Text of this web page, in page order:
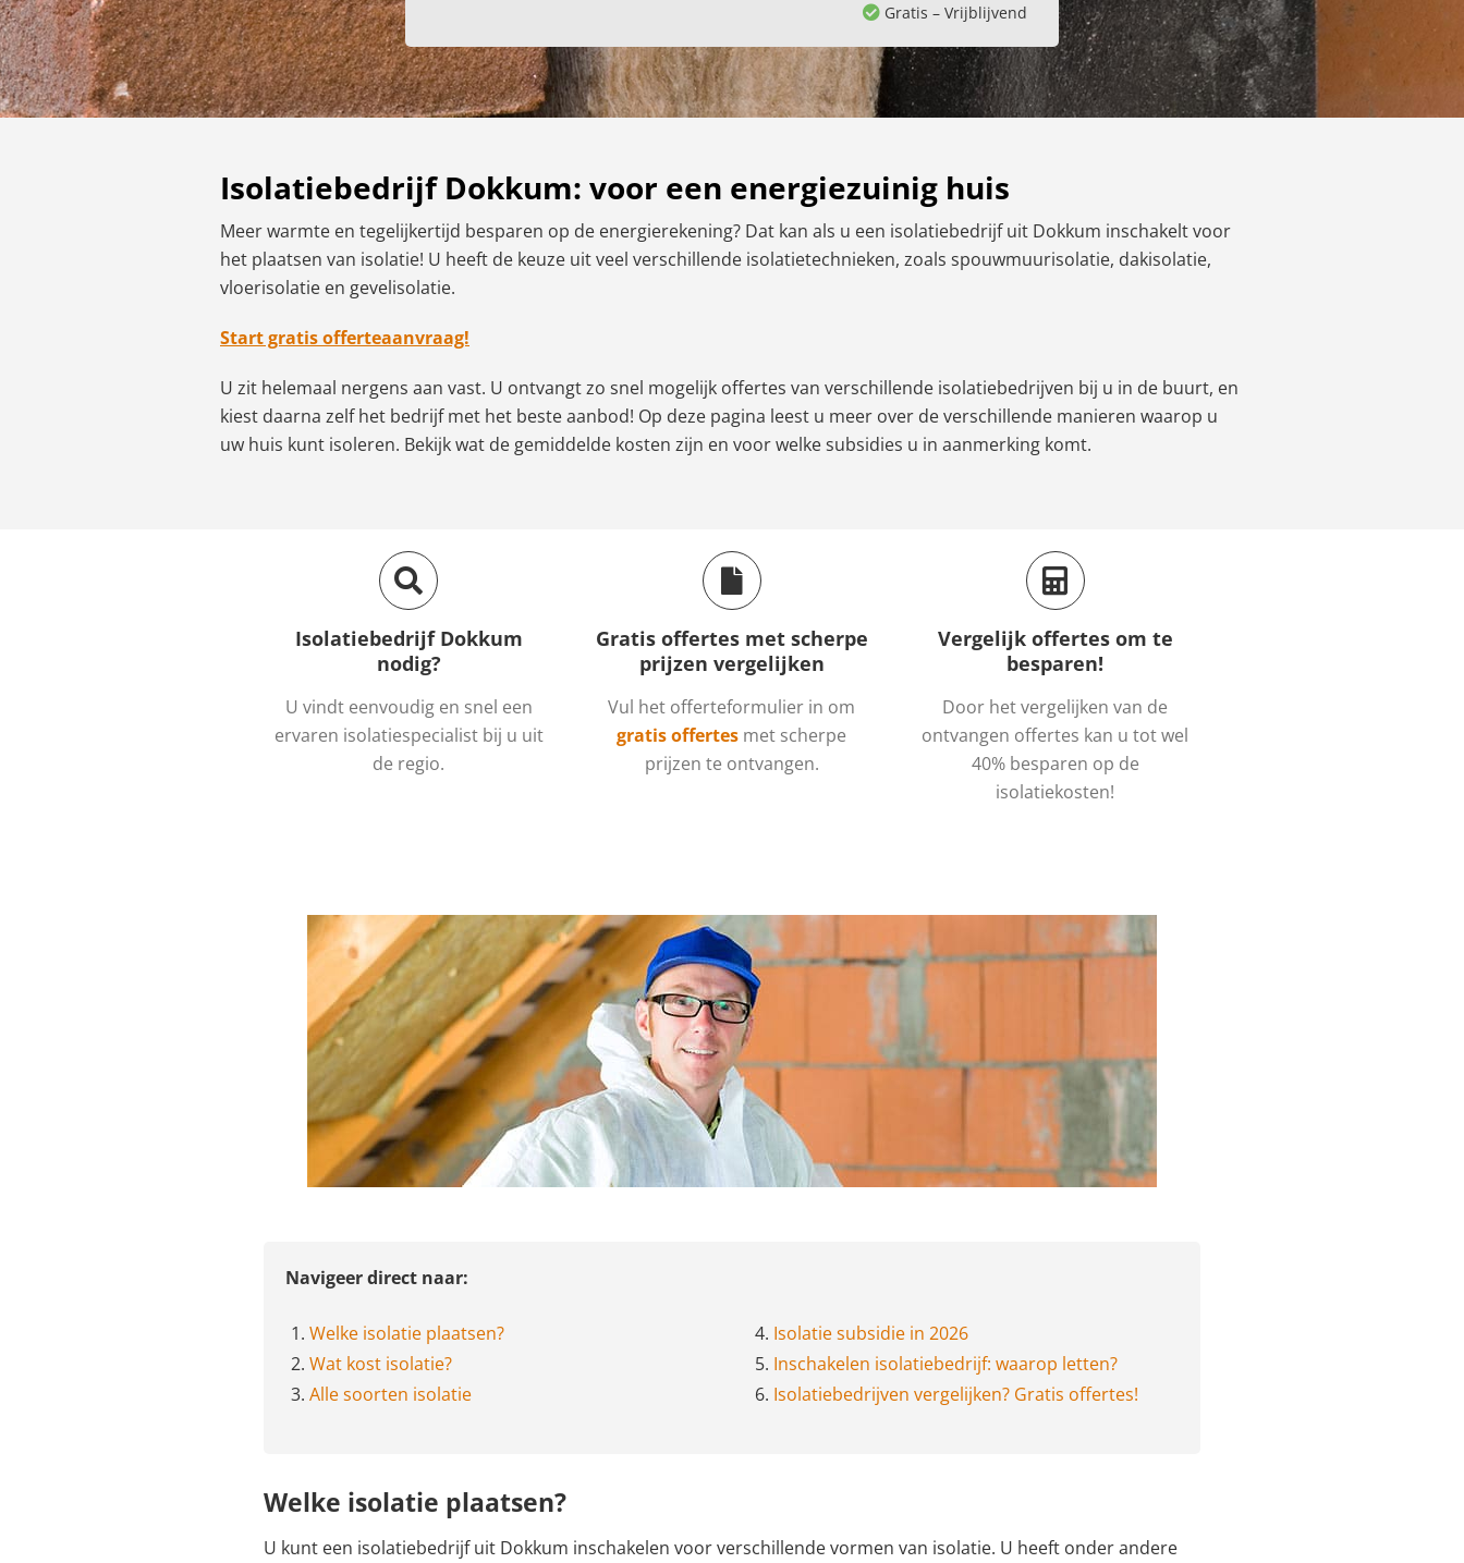
Gratis – Vrijblijvend
Isolatiebedrijf Dokkum: voor een energiezuinig huis
Meer warmte en tegelijkertijd besparen op de energierekening? Dat kan als u een isolatiebedrijf uit Dokkum inschakelt voor
het plaatsen van isolatie! U heeft de keuze uit veel verschillende isolatietechnieken, zoals spouwmuurisolatie, dakisolatie,
vloerisolatie en gevelisolatie.
Start gratis offerteaanvraag!
U zit helemaal nergens aan vast. U ontvangt zo snel mogelijk offertes van verschillende isolatiebedrijven bij u in de buurt, en
kiest daarna zelf het bedrijf met het beste aanbod! Op deze pagina leest u meer over de verschillende manieren waarop u
uw huis kunt isoleren. Bekijk wat de gemiddelde kosten zijn en voor welke subsidies u in aanmerking komt.
Isolatiebedrijf Dokkum
nodig?
U vindt eenvoudig en snel een
ervaren isolatiespecialist bij u uit
de regio.
Gratis offertes met scherpe
prijzen vergelijken
Vul het offerteformulier in om
gratis offertes met scherpe
prijzen te ontvangen.
Vergelijk offertes om te
besparen!
Door het vergelijken van de
ontvangen offertes kan u tot wel
40% besparen op de
isolatiekosten!
Navigeer direct naar:
1. Welke isolatie plaatsen?
2. Wat kost isolatie?
3. Alle soorten isolatie
4. Isolatie subsidie in 2026
5. Inschakelen isolatiebedrijf: waarop letten?
6. Isolatiebedrijven vergelijken? Gratis offertes!
Welke isolatie plaatsen?
U kunt een isolatiebedrijf uit Dokkum inschakelen voor verschillende vormen van isolatie. U heeft onder andere